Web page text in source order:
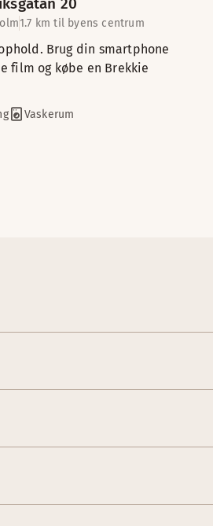
1.7 km til byens centrum
Brug din smartphone
film og købe en Brekkie
Vaskerum